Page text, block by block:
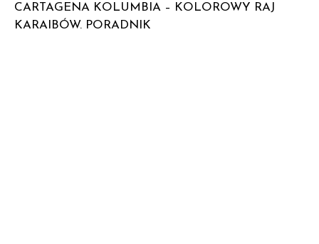
CARTAGENA KOLUMBIA – KOLOROWY RAJ
KARAIBÓW. PORADNIK